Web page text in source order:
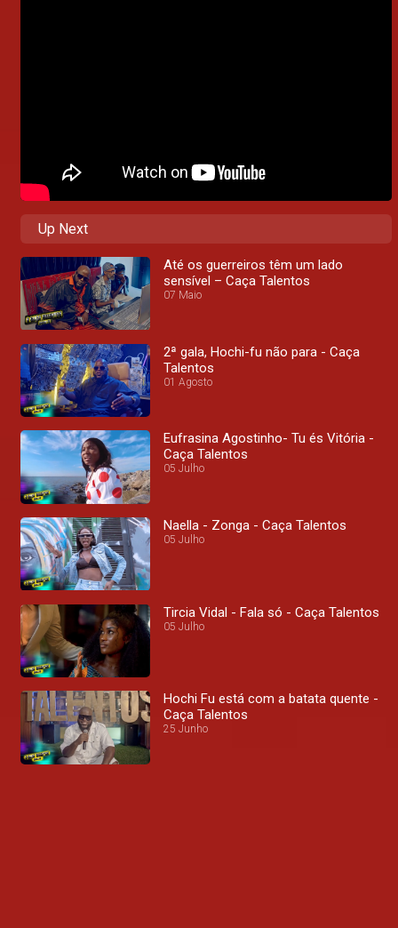
Up Next
Até os guerreiros têm um lado
sensível – Caça Talentos
07 Maio
2ª gala, Hochi-fu não para - Caça
Talentos
01 Agosto
Eufrasina Agostinho- Tu és Vitória -
Caça Talentos
05 Julho
Naella - Zonga - Caça Talentos
05 Julho
Tircia Vidal - Fala só - Caça Talentos
05 Julho
Hochi Fu está com a batata quente -
Caça Talentos
25 Junho